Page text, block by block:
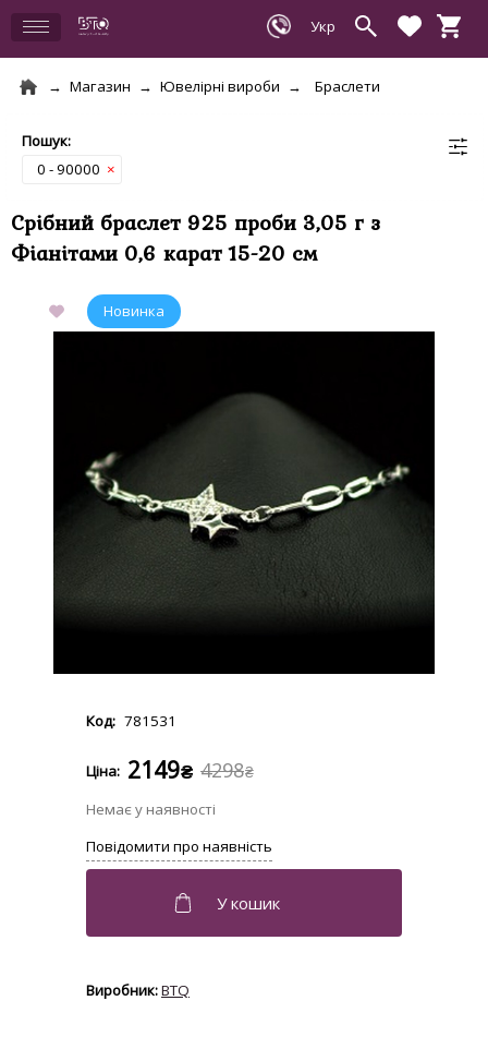
Магазин Ювелірні вироби Браслети
0 - 90000 ×
Срібний браслет 925 проби 3,05 г з
Фіанітами 0,6 карат 15-20 см
781531
4298₴
2149₴
BTQ